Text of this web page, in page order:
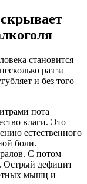
становится
раз за
и без того
пота
влаги. Это
естественного
боли.
С потом
Острый дефицит
мышц и